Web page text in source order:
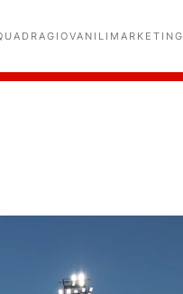
GIOVANILI MARKETING